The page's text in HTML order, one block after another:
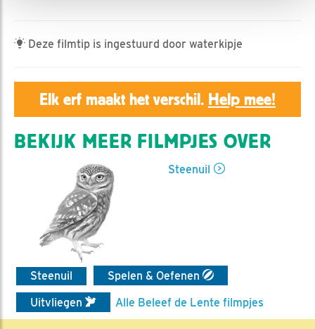
Deze filmtip is ingestuurd door waterkipje
Elk erf maakt het verschil. Help mee!
BEKIJK MEER FILMPJES OVER
Steenuil
Steenuil
Spelen & Oefenen
Uitvliegen
Alle Beleef de Lente filmpjes